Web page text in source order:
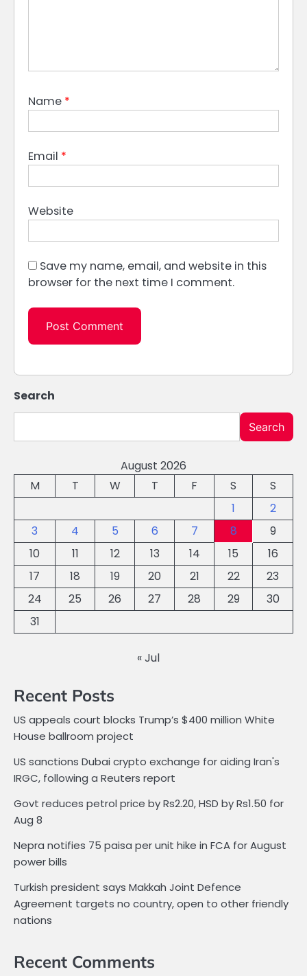
Name *
Email *
Website
Save my name, email, and website in this
browser for the next time I comment.
Search
Search
August 2026
M
T W T F S
S
1
2
3
4 5 6 7 8
9
10
11 12 13 14 15
16
17
18 19 20 21 22
23
24
25 26 27 28 29
30
31
« Jul
Recent Posts
US appeals court blocks Trump’s $400 million White
House ballroom project
US sanctions Dubai crypto exchange for aiding Iran's
IRGC, following a Reuters report
Govt reduces petrol price by Rs2.20, HSD by Rs1.50 for
Aug 8
Nepra notifies 75 paisa per unit hike in FCA for August
power bills
Turkish president says Makkah Joint Defence
Agreement targets no country, open to other friendly
nations
Recent Comments